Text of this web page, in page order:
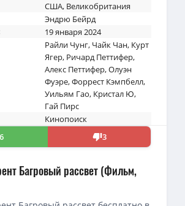
США, Великобритания
Эндрю Бейрд
19 января 2024
Райли Чунг, Чайк Чан, Курт
Ягер, Ричард Петтифер,
Алекс Петтифер,Олуэн
Фуэре,Форрест Кэмпбелл,
Уильям Гао, Кристал Ю,
Гай Пирс
Кинопоиск
3
Багровый рассвет (Фильм,